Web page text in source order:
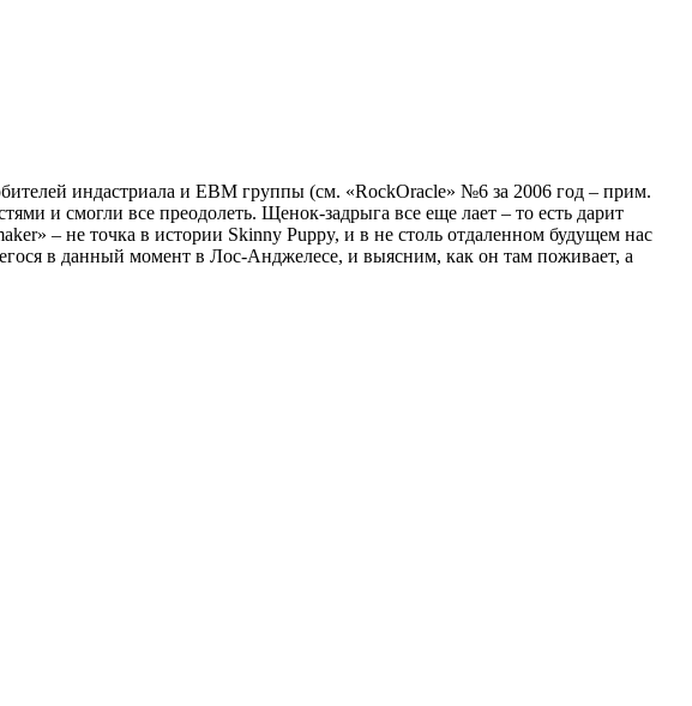
индастриала и EBM группы (см. «RockOracle» №6 за 2006 год – прим.
и смогли все преодолеть. Щенок-задрыга все еще лает – то есть дарит
– не точка в истории Skinny Puppy, и в не столь отдаленном будущем нас
в данный момент в Лос-Анджелесе, и выясним, как он там поживает, а